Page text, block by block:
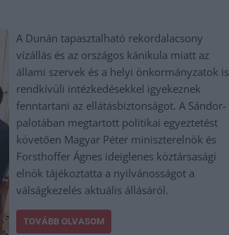
A Dunán tapasztalható rekordalacsony
vízállás és az országos kánikula miatt az
állami szervek és a helyi önkormányzatok is
rendkívüli intézkedésekkel igyekeznek
fenntartani az ellátásbiztonságot. A Sándor-
palotában megtartott politikai egyeztetést
követően Magyar Péter miniszterelnök és
Forsthoffer Ágnes ideiglenes köztársasági
elnök tájékoztatta a nyilvánosságot a
válságkezelés aktuális állásáról.
TOVÁBB OLVASOM